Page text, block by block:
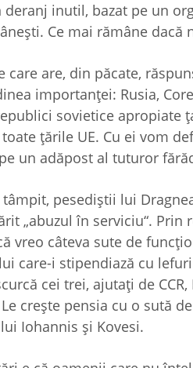
inutil, bazat pe un
Ce mai rămâne dacă
care are, din păcate,
importanţei: Rusia,
sovietice apropiate
ţările UE. Cu ei vom
un adăpost al tuturor
tâmpit, pesediştii lui
„abuzul în serviciu“.
vreo câteva sute de
care-i stipendiază cu
cei trei, ajutaţi de
creşte pensia cu o sută
Iohannis şi Kovesi.